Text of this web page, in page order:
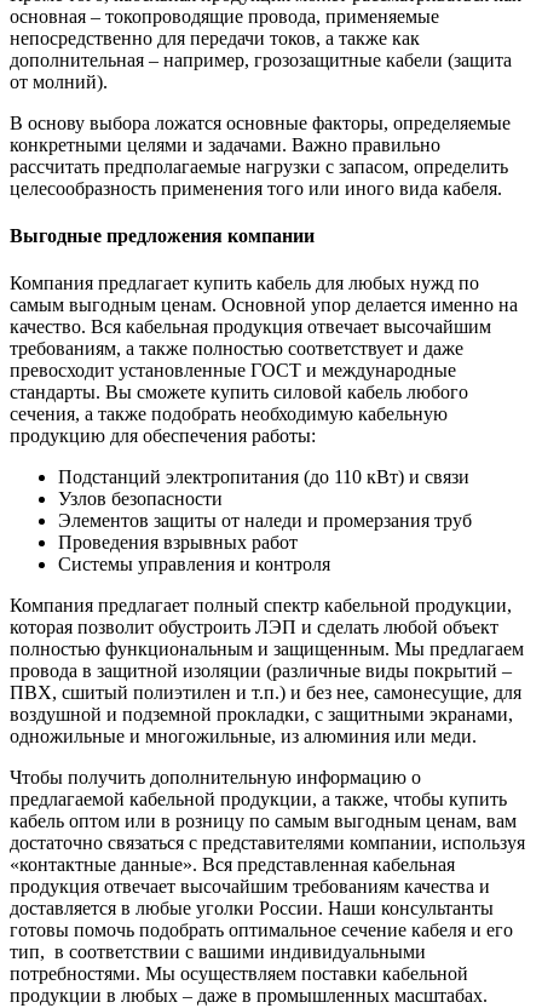
основная – токопроводящие провода, применяемые
непосредственно для передачи токов, а также как
дополнительная – например, грозозащитные кабели (защита
от молний).
В основу выбора ложатся основные факторы, определяемые
конкретными целями и задачами. Важно правильно
рассчитать предполагаемые нагрузки с запасом, определить
целесообразность применения того или иного вида кабеля.
Выгодные предложения компании
Компания предлагает купить кабель для любых нужд по
самым выгодным ценам. Основной упор делается именно на
качество. Вся кабельная продукция отвечает высочайшим
требованиям, а также полностью соответствует и даже
превосходит установленные ГОСТ и международные
стандарты. Вы сможете купить силовой кабель любого
сечения, а также подобрать необходимую кабельную
продукцию для обеспечения работы:
Подстанций электропитания (до 110 кВт) и связи
Узлов безопасности
Элементов защиты от наледи и промерзания труб
Проведения взрывных работ
Системы управления и контроля
Компания предлагает полный спектр кабельной продукции,
которая позволит обустроить ЛЭП и сделать любой объект
полностью функциональным и защищенным. Мы предлагаем
провода в защитной изоляции (различные виды покрытий –
ПВХ, сшитый полиэтилен и т.п.) и без нее, самонесущие, для
воздушной и подземной прокладки, с защитными экранами,
одножильные и многожильные, из алюминия или меди.
Чтобы получить дополнительную информацию о
предлагаемой кабельной продукции, а также, чтобы купить
кабель оптом или в розницу по самым выгодным ценам, вам
достаточно связаться с представителями компании, используя
«контактные данные». Вся представленная кабельная
продукция отвечает высочайшим требованиям качества и
доставляется в любые уголки России. Наши консультанты
готовы помочь подобрать оптимальное сечение кабеля и его
тип, в соответствии с вашими индивидуальными
потребностями. Мы осуществляем поставки кабельной
продукции в любых – даже в промышленных масштабах.